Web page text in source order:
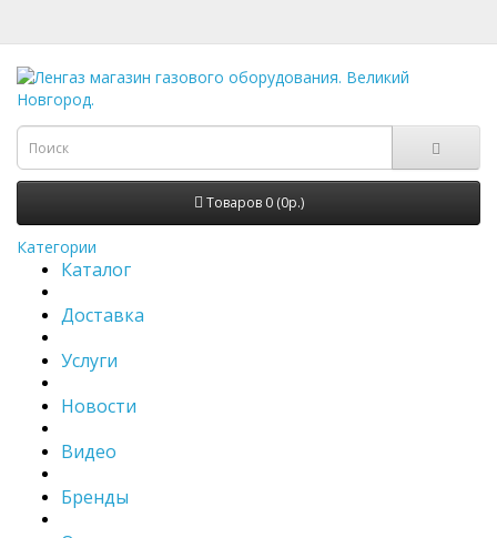
Товаров 0 (0р.)
Категории
Каталог
Доставка
Услуги
Новости
Видео
Бренды